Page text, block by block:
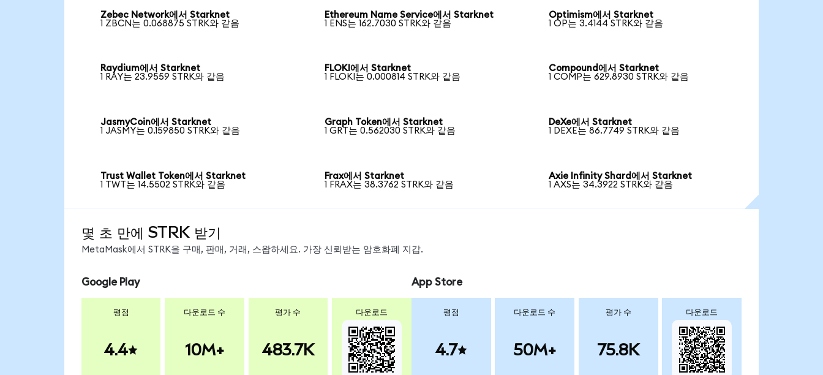
Zebec Network에서 Starknet
1 ZBCN는 0.068875 STRK와 같음
Ethereum Name Service에서 Starknet
1 ENS는 162.7030 STRK와 같음
Optimism에서 Starknet
1 OP는 3.4144 STRK와 같음
Raydium에서 Starknet
1 RAY는 23.9559 STRK와 같음
FLOKI에서 Starknet
1 FLOKI는 0.000814 STRK와 같음
Compound에서 Starknet
1 COMP는 629.8930 STRK와 같음
JasmyCoin에서 Starknet
1 JASMY는 0.159850 STRK와 같음
Graph Token에서 Starknet
1 GRT는 0.562030 STRK와 같음
DeXe에서 Starknet
1 DEXE는 86.7749 STRK와 같음
Trust Wallet Token에서 Starknet
1 TWT는 14.5502 STRK와 같음
Frax에서 Starknet
1 FRAX는 38.3762 STRK와 같음
Axie Infinity Shard에서 Starknet
1 AXS는 34.3922 STRK와 같음
몇 초 만에 STRK 받기
MetaMask에서 STRK을 구매, 판매, 거래, 스왑하세요. 가장 신뢰받는 암호화폐 지갑.
Google Play
평점
4.4
다운로드 수
10M+
평가 수
483.7K
다운로드
App Store
평점
4.7
다운로드 수
50M+
평가 수
75.8K
다운로드